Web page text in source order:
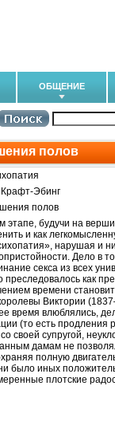
ОБЩЕНИЕ
полов
Эбинг
полов
этапе, будучи на
и как
нарушая и
Дело в
секса из всех
преследовалось как
времени
Виктории
время влюблялись,
(то есть
со своей супругой,
дамам не
полную
было иных
плотские